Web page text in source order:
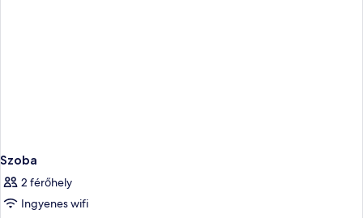
Szoba
2 férőhely
Ingyenes wifi